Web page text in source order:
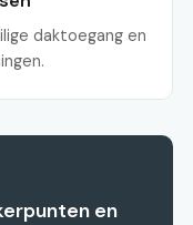
daktoegang en
en